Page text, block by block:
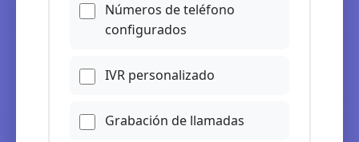
Números de teléfono
configurados
IVR personalizado
Grabación de llamadas